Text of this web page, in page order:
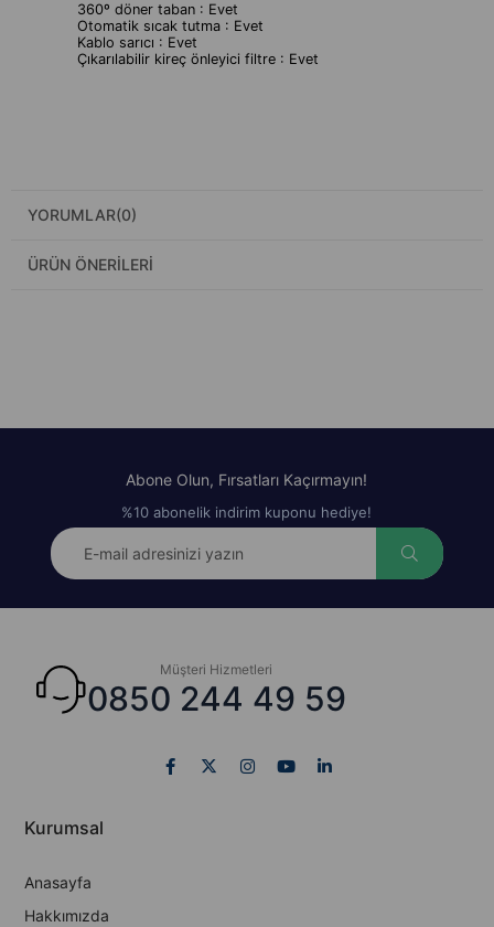
360º döner taban : Evet
Otomatik sıcak tutma : Evet
Kablo sarıcı : Evet
Çıkarılabilir kireç önleyici filtre : Evet
YORUMLAR(0)
ÜRÜN ÖNERILERI
Abone Olun, Fırsatları Kaçırmayın!
%10 abonelik indirim kuponu hediye!
Müşteri Hizmetleri
0850 244 49 59
Kurumsal
Anasayfa
Hakkımızda